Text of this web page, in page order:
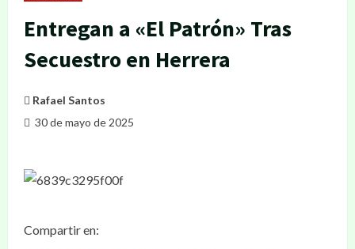
Entregan a «El Patrón» Tras
Secuestro en Herrera
Rafael Santos
30 de mayo de 2025
Compartir en: